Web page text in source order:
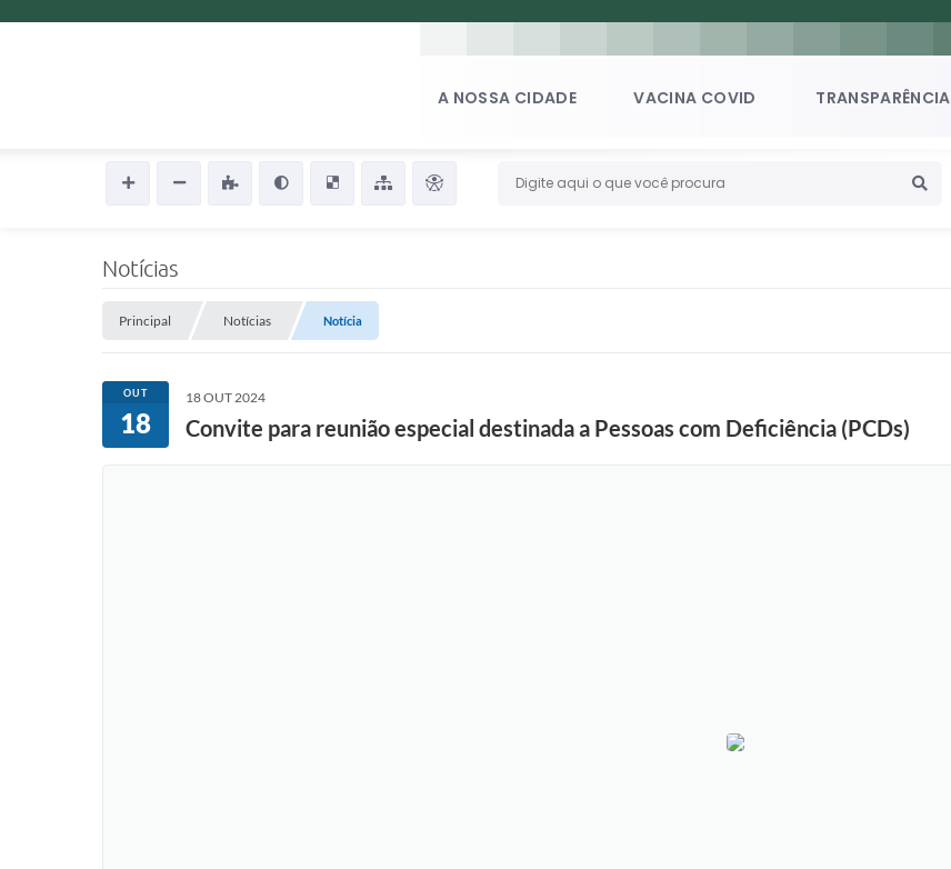
A NOSSA CIDADE VACINA COVID TRANSPARÊNCIA
Notícias
Principal Notícias Notícia
OUT
18
18 OUT 2024
Convite para reunião especial destinada a Pessoas com Deficiência (PCDs)